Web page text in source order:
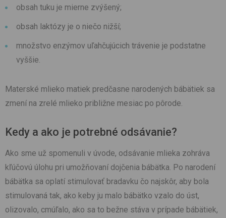
obsah tuku je mierne zvýšený;
obsah laktózy je o niečo nižší;
množstvo enzýmov uľahčujúcich trávenie je podstatne
vyššie.
Materské mlieko matiek predčasne narodených bábätiek sa
zmení na zrelé mlieko približne mesiac po pôrode.
Kedy a ako je potrebné odsávanie?
Ako sme už spomenuli v úvode, odsávanie mlieka zohráva
kľúčovú úlohu pri umožňovaní dojčenia bábätka. Po narodení
bábätka sa oplatí stimulovať bradavku čo najskôr, aby bola
stimulovaná tak, ako keby ju malo bábätko vzalo do úst,
olizovalo, cmúľalo, ako sa to bežne stáva v prípade bábätiek,